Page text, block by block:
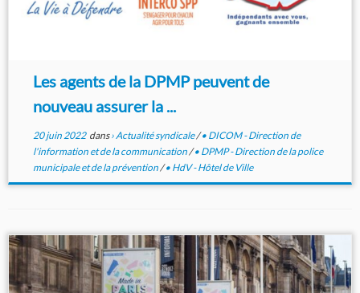
Les agents de la DPMP peuvent de
nouveau assurer la ...
20 juin 2022dans› Actualité syndicale/• DICOM - Direction de
l'information et de la communication/• DPMP - Direction de la police
municipale et de la prévention/• HdV - Hôtel de Ville